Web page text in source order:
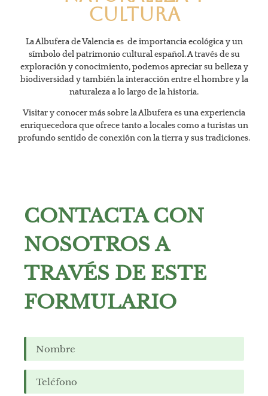
Cultura
La Albufera de Valencia es de importancia ecológica y un
símbolo del patrimonio cultural español. A través de su
exploración y conocimiento, podemos apreciar su belleza y
biodiversidad y también la interacción entre el hombre y la
naturaleza a lo largo de la historia.
Visitar y conocer más sobre la Albufera es una experiencia
enriquecedora que ofrece tanto a locales como a turistas un
profundo sentido de conexión con la tierra y sus tradiciones.
CONTACTA CON
NOSOTROS A
TRAVÉS DE ESTE
FORMULARIO